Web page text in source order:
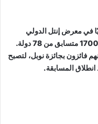
في معرض إنتل الدولي
للعلوم والهندسة، متفوقة على أكثر من 1700 متسابق من 78 دولة.
فائزون بجائزة نوبل، لتصبح
المسابقة.